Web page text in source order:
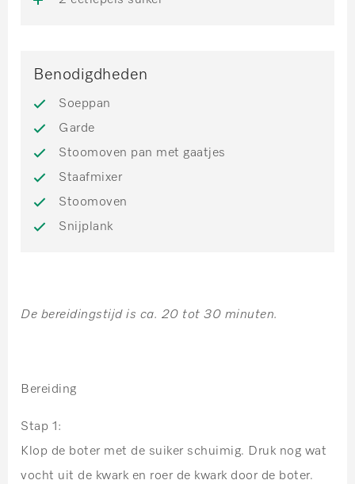
Benodigdheden
Soeppan
Garde
Stoomoven pan met gaatjes
Staafmixer
Stoomoven
Snijplank
De bereidingstijd is ca. 20 tot 30 minuten.
Bereiding
Stap 1:
Klop de boter met de suiker schuimig. Druk nog wat
vocht uit de kwark en roer de kwark door de boter.